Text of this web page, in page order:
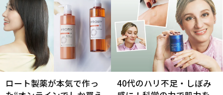
ロート製薬が本気で作っ
40代のハリ不足・しぼみ